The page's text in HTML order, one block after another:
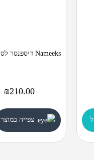
Nameeks דיספנסר לסבון ידיים
₪210.00
צפייה במוצר